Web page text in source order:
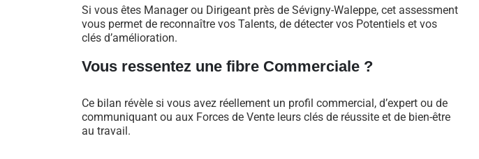
Si vous êtes Manager ou Dirigeant près de Sévigny-Waleppe, cet assessment
vous permet de reconnaître vos Talents, de détecter vos Potentiels et vos
clés d’amélioration.
Vous ressentez une fibre Commerciale ?
Ce bilan révèle si vous avez réellement un profil commercial, d’expert ou de
communiquant ou aux Forces de Vente leurs clés de réussite et de bien-être
au travail.